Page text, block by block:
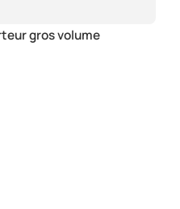
gros volume